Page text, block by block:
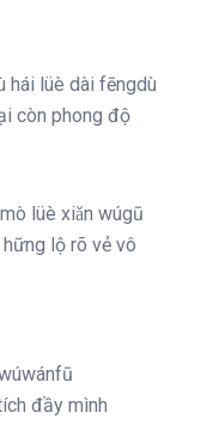
hái lüè dài fēngdù
còn phong độ
lüè xiǎn wúgū
lộ rõ vẻ vô
đầy mình